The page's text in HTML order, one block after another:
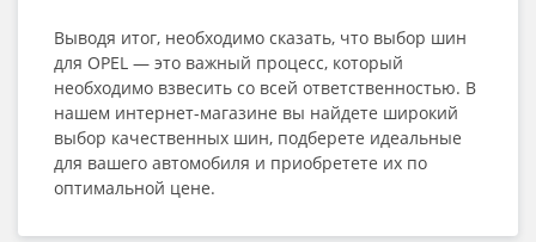
Выводя итог, необходимо сказать, что выбор шин
для OPEL — это важный процесс, который
необходимо взвесить со всей ответственностью. В
нашем интернет-магазине вы найдете широкий
выбор качественных шин, подберете идеальные
для вашего автомобиля и приобретете их по
оптимальной цене.